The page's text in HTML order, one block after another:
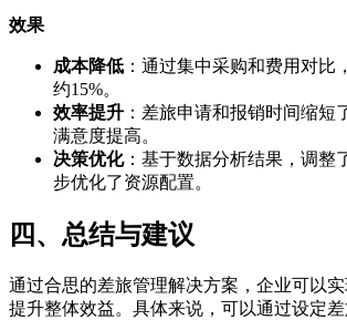
效果
成本降低 ：通过集中采购和费用对比
约15%。
效率提升 ：差旅申请和报销时间缩短
满意度提高。
决策优化：基于数据分析结果，调整
步优化了资源配置。
四、总结与建议
通过合思的差旅管理解决方案，企业可以实
提升整体效益。具体来说，可以通过设定